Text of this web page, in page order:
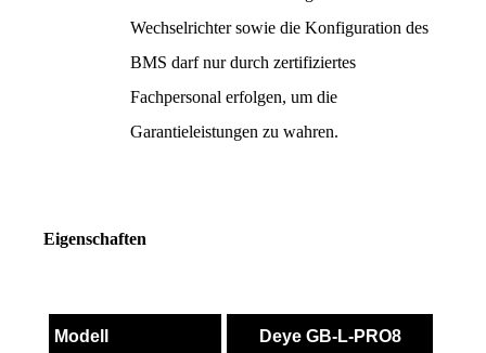
Wechselrichter sowie die Konfiguration des
BMS darf nur durch zertifiziertes
Fachpersonal erfolgen, um die
Garantieleistungen zu wahren.
Eigenschaften
Modell Deye GB-L-PRO8